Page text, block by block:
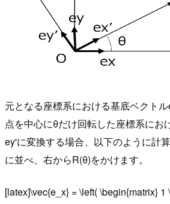
元となる座標系における基底ベクト
点を中心にθだけ回転した座標系にお
ey'に変換する場合、以下のように計
に並べ、右からR(θ)をかけます。
[latex]\vec{e_x} = \left( \begin{matrix} 1